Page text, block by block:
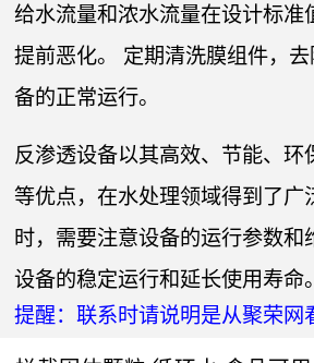
给水流量和浓水流量在设计标准
提前恶化。 定期清洗膜组件，
备的正常运行。
反渗透设备以其高效、节能、环
等优点，在水处理领域得到了广
时，需要注意设备的运行参数和
设备的稳定运行和延长使用寿命。
提醒：联系时请说明是从聚荣网